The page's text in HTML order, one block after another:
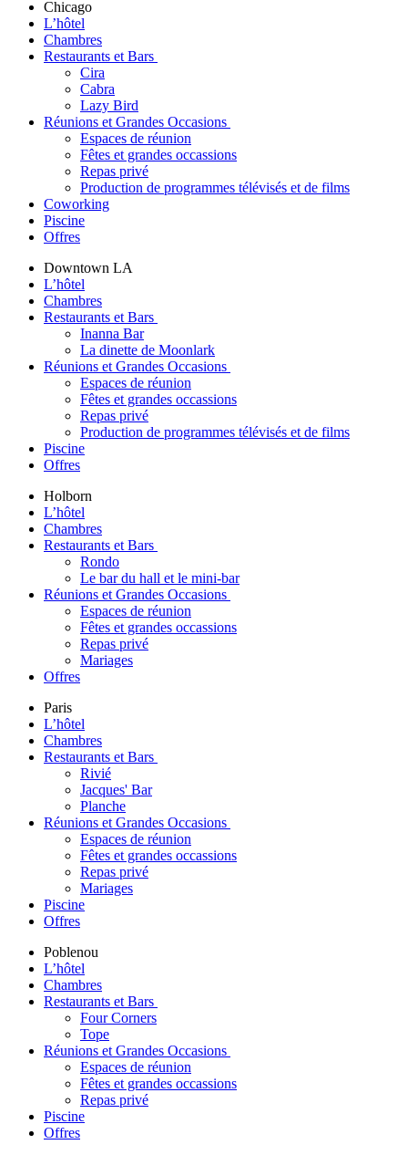
Chicago
L’hôtel
Chambres
Restaurants et Bars
Cira
Cabra
Lazy Bird
Réunions et Grandes Occasions
Espaces de réunion
Fêtes et grandes occassions
Repas privé
Production de programmes télévisés et de films
Coworking
Piscine
Offres
Downtown LA
L’hôtel
Chambres
Restaurants et Bars
Inanna Bar
La dinette de Moonlark
Réunions et Grandes Occasions
Espaces de réunion
Fêtes et grandes occassions
Repas privé
Production de programmes télévisés et de films
Piscine
Offres
Holborn
L’hôtel
Chambres
Restaurants et Bars
Rondo
Le bar du hall et le mini-bar
Réunions et Grandes Occasions
Espaces de réunion
Fêtes et grandes occassions
Repas privé
Mariages
Offres
Paris
L’hôtel
Chambres
Restaurants et Bars
Rivié
Jacques' Bar
Planche
Réunions et Grandes Occasions
Espaces de réunion
Fêtes et grandes occassions
Repas privé
Mariages
Piscine
Offres
Poblenou
L’hôtel
Chambres
Restaurants et Bars
Four Corners
Tope
Réunions et Grandes Occasions
Espaces de réunion
Fêtes et grandes occassions
Repas privé
Piscine
Offres